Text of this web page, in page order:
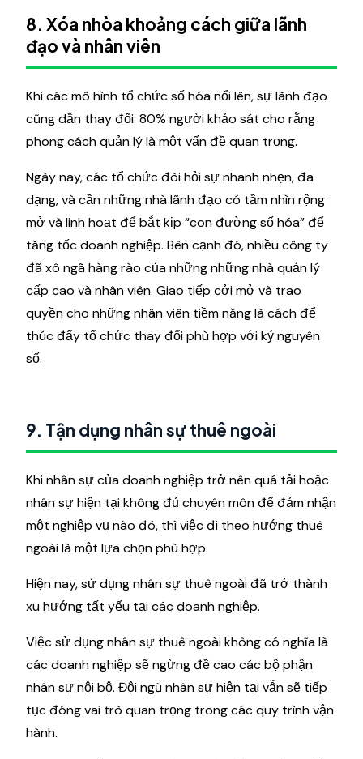
8. Xóa nhòa khoảng cách giữa lãnh
đạo và nhân viên
Khi các mô hình tổ chức số hóa nổi lên, sự lãnh đạo
cũng dần thay đổi. 80% người khảo sát cho rằng
phong cách quản lý là một vấn đề quan trọng.
Ngày nay, các tổ chức đòi hỏi sự nhanh nhẹn, đa
dạng, và cần những nhà lãnh đạo có tầm nhìn rộng
mở và linh hoạt để bắt kịp “con đường số hóa” để
tăng tốc doanh nghiệp. Bên cạnh đó, nhiều công ty
đã xô ngã hàng rào của những những nhà quản lý
cấp cao và nhân viên. Giao tiếp cởi mở và trao
quyền cho những nhân viên tiềm năng là cách để
thúc đẩy tổ chức thay đổi phù hợp với kỷ nguyên
số.
9. Tận dụng nhân sự thuê ngoài
Khi nhân sự của doanh nghiệp trở nên quá tải hoặc
nhân sự hiện tại không đủ chuyên môn để đảm nhận
một nghiệp vụ nào đó, thì việc đi theo hướng thuê
ngoài là một lựa chọn phù hợp.
Hiện nay, sử dụng nhân sự thuê ngoài đã trở thành
xu hướng tất yếu tại các doanh nghiệp.
Việc sử dụng nhân sự thuê ngoài không có nghĩa là
các doanh nghiệp sẽ ngừng đề cao các bộ phận
nhân sự nội bộ. Đội ngũ nhân sự hiện tại vẫn sẽ tiếp
tục đóng vai trò quan trọng trong các quy trình vận
hành.